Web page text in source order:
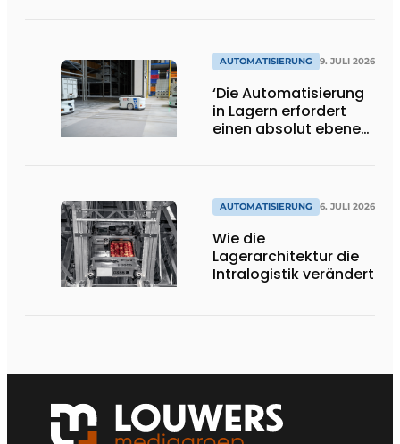
AUTOMATISIERUNG 9. JULI 2026
‘Die Automatisierung
in Lagern erfordert
einen absolut ebenen
AUTOMATISIERUNG 6. JULI 2026
Wie die
Lagerarchitektur die
Intralogistik verändert